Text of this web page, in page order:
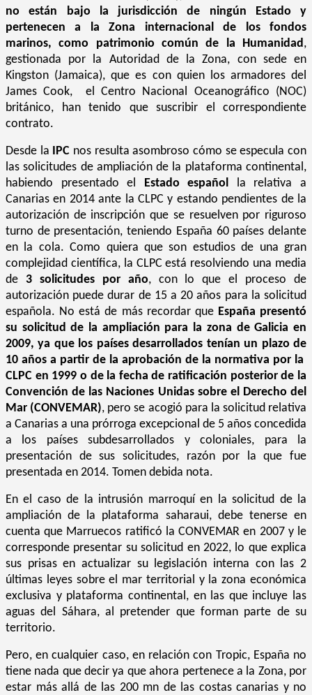
no están bajo la jurisdicción de ningún Estado y
pertenecen a la Zona internacional de los fondos
marinos, como patrimonio común de la Humanidad,
gestionada por la Autoridad de la Zona, con sede en
Kingston (Jamaica), que es con quien los armadores del
James Cook, el Centro Nacional Oceanográfico (NOC)
británico, han tenido que suscribir el correspondiente
contrato.
Desde la IPC nos resulta asombroso cómo se especula con
las solicitudes de ampliación de la plataforma continental,
habiendo presentado el Estado español la relativa a
Canarias en 2014 ante la CLPC y estando pendientes de la
autorización de inscripción que se resuelven por riguroso
turno de presentación, teniendo España 60 países delante
en la cola. Como quiera que son estudios de una gran
complejidad científica, la CLPC está resolviendo una media
de 3 solicitudes por año, con lo que el proceso de
autorización puede durar de 15 a 20 años para la solicitud
española. No está de más recordar que España presentó
su solicitud de la ampliación para la zona de Galicia en
2009, ya que los países desarrollados tenían un plazo de
10 años a partir de la aprobación de la normativa por la
CLPC en 1999 o de la fecha de ratificación posterior de la
Convención de las Naciones Unidas sobre el Derecho del
Mar (CONVEMAR), pero se acogió para la solicitud relativa
a Canarias a una prórroga excepcional de 5 años concedida
a los países subdesarrollados y coloniales, para la
presentación de sus solicitudes, razón por la que fue
presentada en 2014. Tomen debida nota.
En el caso de la intrusión marroquí en la solicitud de la
ampliación de la plataforma saharaui, debe tenerse en
cuenta que Marruecos ratificó la CONVEMAR en 2007 y le
corresponde presentar su solicitud en 2022, lo que explica
sus prisas en actualizar su legislación interna con las 2
últimas leyes sobre el mar territorial y la zona económica
exclusiva y plataforma continental, en las que incluye las
aguas del Sáhara, al pretender que forman parte de su
territorio.
Pero, en cualquier caso, en relación con Tropic, España no
tiene nada que decir ya que ahora pertenece a la Zona, por
estar más allá de las 200 mn de las costas canarias y no